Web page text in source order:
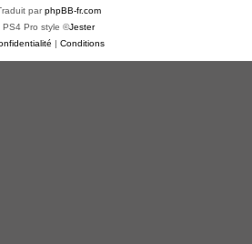
parphpBB-fr.com
PS4 Pro style ©Jester
| Conditions